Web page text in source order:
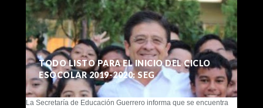
TODO LISTO PARA EL INICIO DEL CICLO
ESOCOLAR 2019-2020: SEG
La Secretaría de Educación Guerrero informa que se encuentra